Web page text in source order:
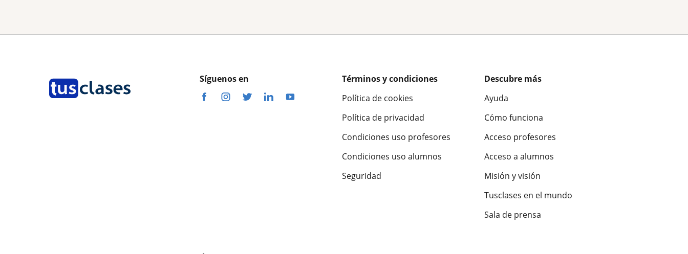
Síguenos en
Términos y condiciones
Política de cookies
Política de privacidad
Condiciones uso profesores
Condiciones uso alumnos
Seguridad
Descubre más
Ayuda
Cómo funciona
Acceso profesores
Acceso a alumnos
Misión y visión
Tusclases en el mundo
Sala de prensa